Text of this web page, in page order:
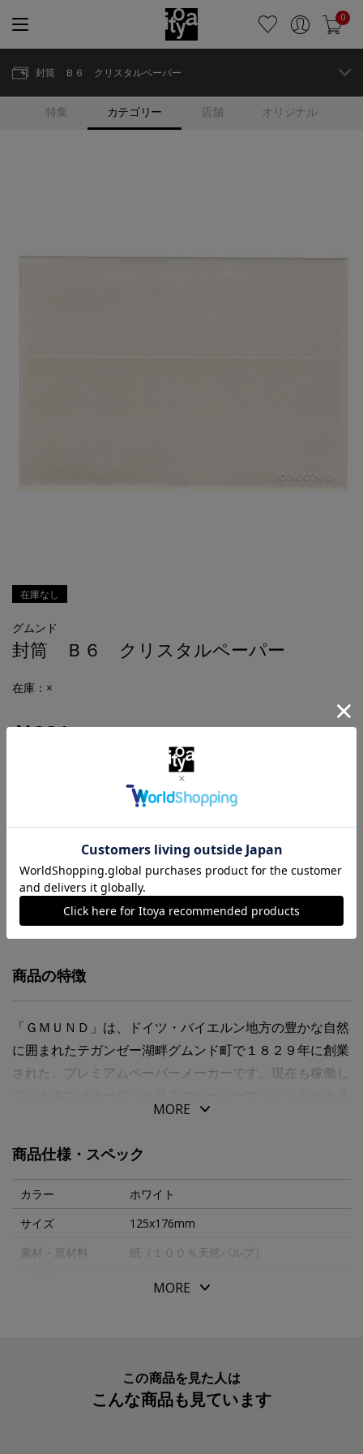
0
特集 カテゴリー 店舗 オリジナル
封筒 Ｂ６ クリスタルペーパー
在庫なし
グムンド
封筒 Ｂ６ クリスタルペーパー
在庫：×
￥231
お気に入りに追加
商品・在庫について
返品・交換について
送料について
商品の特徴
「ＧＭＵＮＤ」は、ドイツ・バイエルン地方の豊かな自然
に囲まれたテガンゼー湖畔グムンド町で１８２９年に創業
された、プレミアムペーパーメーカーです。現在も稼働し
年～）を使用しており、原材料は高純度且つ安全性の高い
白でＦＳＣ認定のパルプのみ使用）そのペーパーマシンが
分速１２～２８ｍというゆっくりなスピードで動き、繊維
がゆっくりと重なり合って、強くハンドメイドの風合いを
持った紙が出来ます。そして、品質管理は徹底して”人”が
行っています。厳しい訓練、且つ経験を持った人
ムなコミュニケーションツール”として世界中で認められ
ており、数多くのラグジュアリーブランドがパッケージや
パーティー招待状などにグムンドプレミアムデザインペー
MORE
商品仕様・スペック
カラー
ホワイト
サイズ
125x176mm
素材・原材料
紙（１００％天然パルプ）
ドイツMORE
この商品を見た人は
こんな商品も見ています